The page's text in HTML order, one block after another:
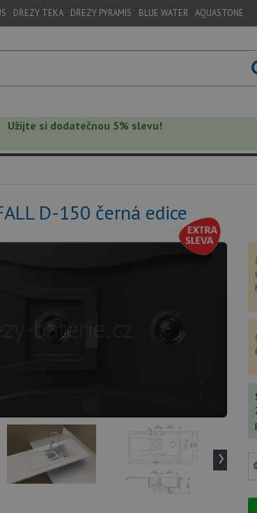
DŘEZY TEKA DŘEZY PYRAMIS BLUE WATER AQUASTONE
Užijte si dodatečnou 5% slevu!
D-150 černá edice
›